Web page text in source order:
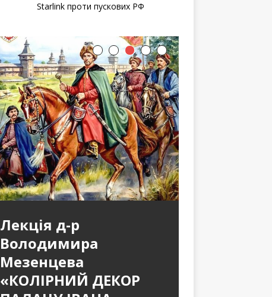
Starlink проти пускових РФ
Лекція д-р
Володимира
Мезенцева
«КОЛІРНИЙ ДЕКОР